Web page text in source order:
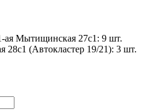
ая Мытищинская 27с1: 9 шт.
28с1 (Автокластер 19/21): 3 шт.